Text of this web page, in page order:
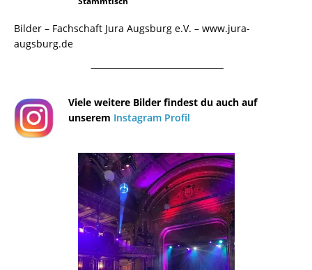
Bilder – Fachschaft Jura Augsburg e.V. – www.jura-
augsburg.de
¯¯¯¯¯¯¯¯¯¯¯¯¯¯¯¯¯¯¯¯¯¯¯¯¯¯¯¯¯¯¯¯¯¯¯¯¯¯
Viele weitere Bilder findest du auch auf
unserem Instagram Profil